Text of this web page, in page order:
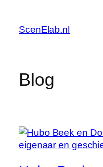
content
ScenElab.nl
Blog